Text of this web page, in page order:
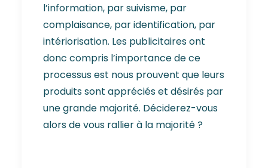
l’information, par suivisme, par
complaisance, par identification, par
intériorisation. Les publicitaires ont
donc compris l’importance de ce
processus est nous prouvent que leurs
produits sont appréciés et désirés par
une grande majorité. Déciderez-vous
alors de vous rallier à la majorité ?